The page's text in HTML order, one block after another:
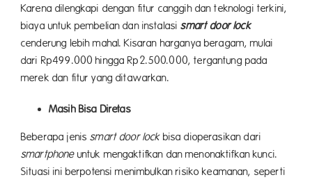
Karena dilengkapi dengan fitur canggih dan teknologi terkini,
biaya untuk pembelian dan instalasismart door lock
cenderung lebih mahal. Kisaran harganya beragam, mulai
dari Rp499.000 hingga Rp2.500.000, tergantung pada
merek dan fitur yang ditawarkan.
Masih Bisa Diretas
Beberapa jenissmart door lockbisa dioperasikan dari
smartphoneuntuk mengaktifkan dan menonaktifkan kunci.
Situasi ini berpotensi menimbulkan risiko keamanan, seperti